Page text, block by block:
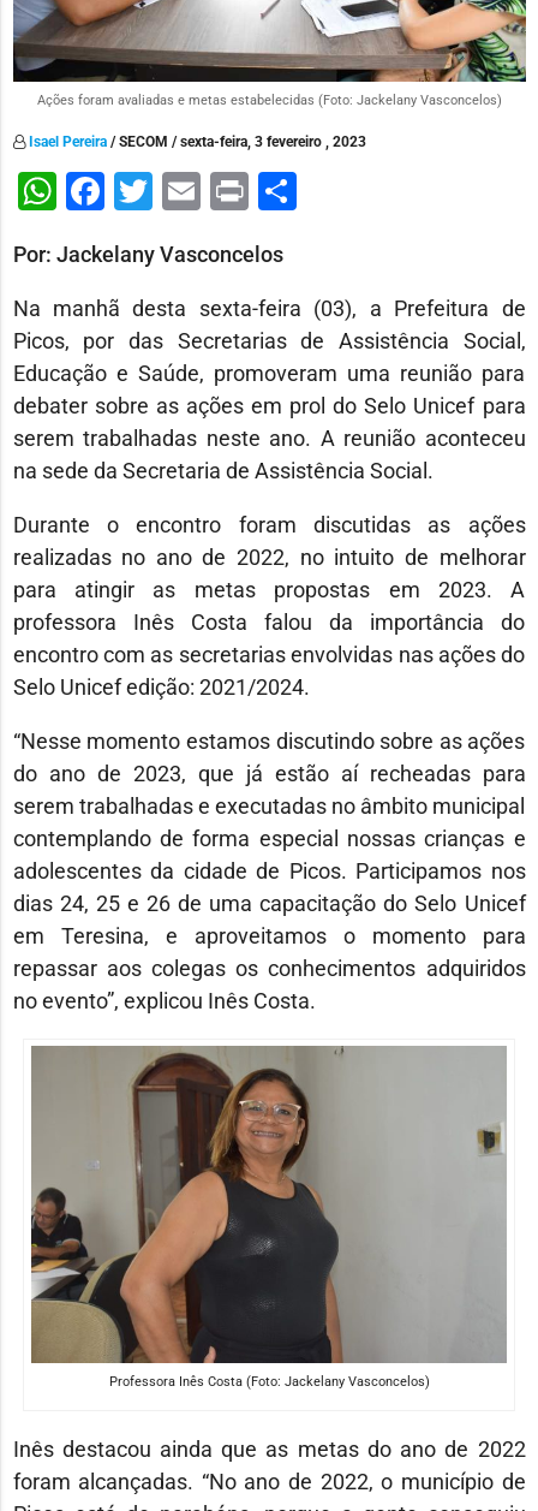
Ações foram avaliadas e metas estabelecidas (Foto: Jackelany Vasconcelos)
Isael Pereira/ SECOM / sexta-feira, 3 fevereiro , 2023
WhatsApp
Facebook
Twitter
Email
PrintShare
Por: Jackelany Vasconcelos
Na manhã desta sexta-feira (03), a Prefeitura de
Picos, por das Secretarias de Assistência Social,
Educação e Saúde, promoveram uma reunião para
debater sobre as ações em prol do Selo Unicef para
serem trabalhadas neste ano. A reunião aconteceu
na sede da Secretaria de Assistência Social.
Durante o encontro foram discutidas as ações
realizadas no ano de 2022, no intuito de melhorar
para atingir as metas propostas em 2023. A
professora Inês Costa falou da importância do
encontro com as secretarias envolvidas nas ações do
Selo Unicef edição: 2021/2024.
“Nesse momento estamos discutindo sobre as ações
do ano de 2023, que já estão aí recheadas para
serem trabalhadas e executadas no âmbito municipal
contemplando de forma especial nossas crianças e
adolescentes da cidade de Picos. Participamos nos
dias 24, 25 e 26 de uma capacitação do Selo Unicef
em Teresina, e aproveitamos o momento para
repassar aos colegas os conhecimentos adquiridos
no evento”, explicou Inês Costa.
Professora Inês Costa (Foto: Jackelany Vasconcelos)
Inês destacou ainda que as metas do ano de 2022
foram alcançadas. “No ano de 2022, o município de